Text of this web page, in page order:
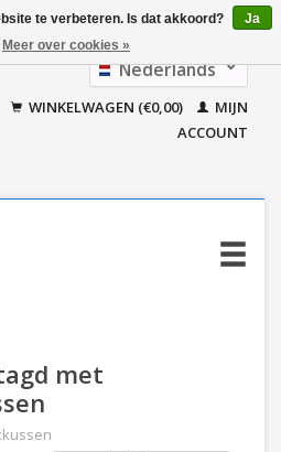
Nederlands
Français
WINKELWAGEN (€0,00)
MIJN
ACCOUNT
met
te verbeteren. Is dat akkoord?
Ja
Meer over cookies »